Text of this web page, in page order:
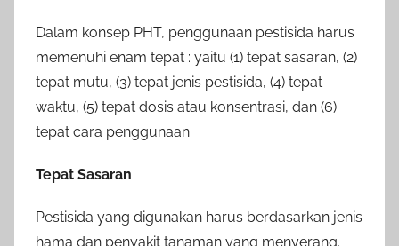
Dalam konsep PHT, penggunaan pestisida harus
memenuhi enam tepat : yaitu (1) tepat sasaran, (2)
tepat mutu, (3) tepat jenis pestisida, (4) tepat
waktu, (5) tepat dosis atau konsentrasi, dan (6)
tepat cara penggunaan.
Tepat Sasaran
Pestisida yang digunakan harus berdasarkan jenis
hama dan penyakit tanaman yang menyerang.